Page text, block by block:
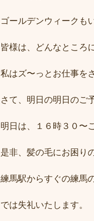
ゴールデンウィークも
皆様は、どんなところ
私はズ〜っとお仕事を
さて、明日の明日のご
明日は、１６時３０〜
是非、髪の毛にお困り
練馬駅からすぐの練馬
では失礼いたします。